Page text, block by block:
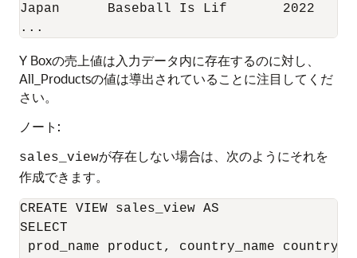
Japan      Baseball Is Lif       2022
Y Boxの売上値は入力データ内に存在するのに対し、
All_Productsの値は導出されていることに注目してくだ
さい。
ノート:
sales_viewが存在しない場合は、次のようにそれを
作成できます。
CREATE VIEW sales_view AS
SELECT
prod_name product, country_name